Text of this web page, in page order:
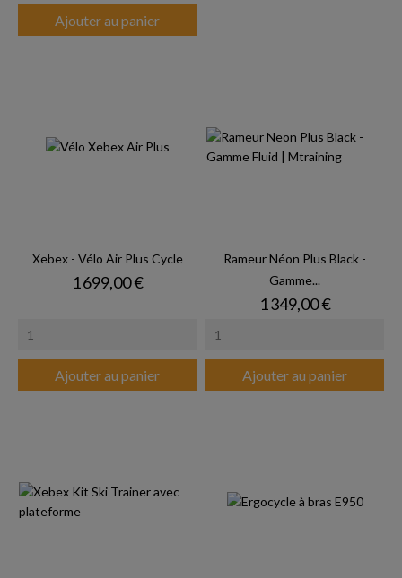
Ajouter au panier
Xebex - Vélo Air Plus Cycle
Prix
1 699,00 €
Ajouter au panier
Rameur Néon Plus Black -
Gamme...
Prix
1 349,00 €
Ajouter au panier